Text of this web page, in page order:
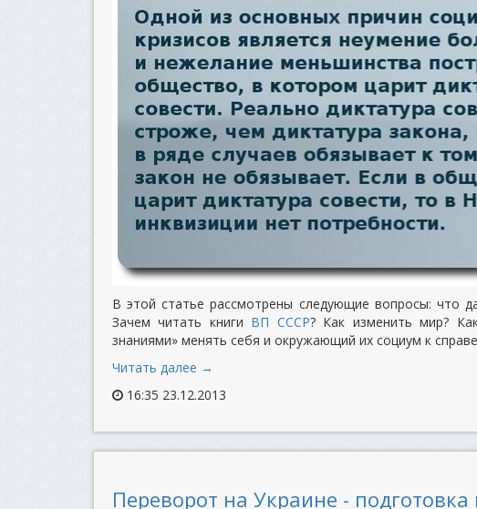
В этой статье рассмотрены следующие вопросы: что
Зачем читать книги ВП СССР? Как изменить мир?
знаниями» менять себя и окружающий их социум к
Читать далее →
16:35 23.12.2013
Переворот на Украине - подготовка